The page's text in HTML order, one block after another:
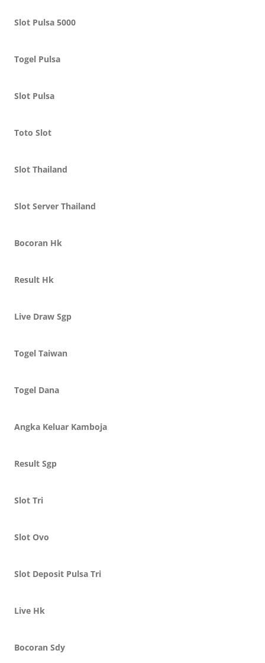
Slot Pulsa 5000
Togel Pulsa
Slot Pulsa
Toto Slot
Slot Thailand
Slot Server Thailand
Bocoran Hk
Result Hk
Live Draw Sgp
Togel Taiwan
Togel Dana
Angka Keluar Kamboja
Result Sgp
Slot Tri
Slot Ovo
Slot Deposit Pulsa Tri
Live Hk
Bocoran Sdy